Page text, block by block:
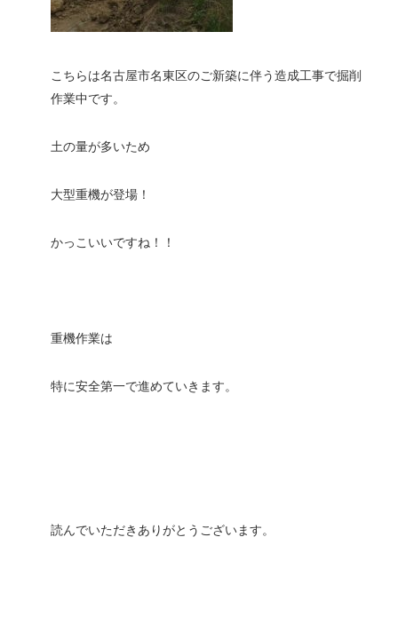
こちらは名古屋市名東区のご新築に伴う造成工事で掘削
作業中です。
土の量が多いため
大型重機が登場！
かっこいいですね！！
重機作業は
特に安全第一で進めていきます。
読んでいただきありがとうございます。